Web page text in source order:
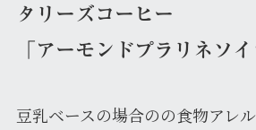
タリーズコーヒー
「アーモンドプラリネソイ
豆乳ベースの場合のの食物アレ